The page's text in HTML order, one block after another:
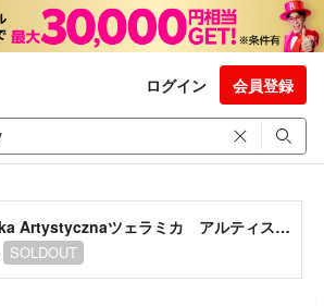
ログイン 会員登録
Ceramika Artystycznaツェラミカ アルティスティッチナ
SOLDOUT